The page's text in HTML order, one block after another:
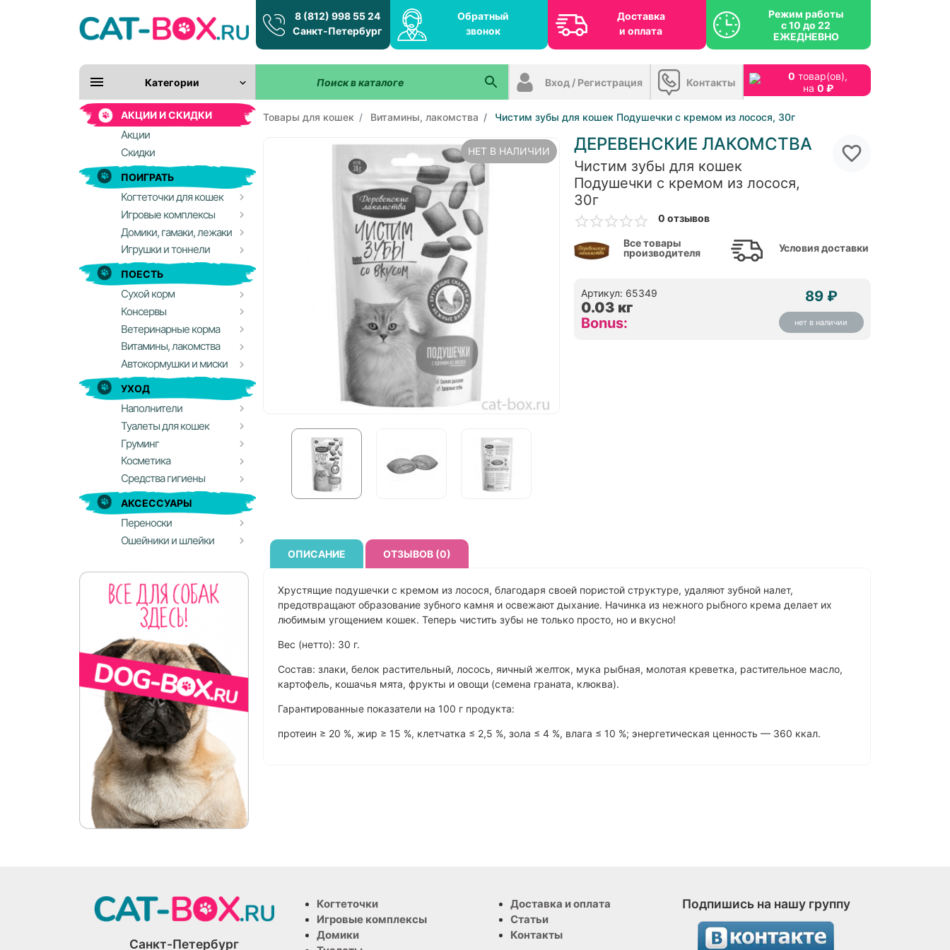
8 (812) 998 55 24
Санкт-Петербург
Обратный
звонок
Доставка
и оплата
Режим работы
с 10 до 22
ЕЖЕДНЕВНО
0 товар(ов),
на 0 ₽
Категории
АКЦИИ И СКИДКИ
Акции
Скидки
ПОИГРАТЬ
Когтеточки для кошек
Игровые комплексы
Домики, гамаки, лежаки
Игрушки и тоннели
ПОЕСТЬ
Сухой корм
Консервы
Ветеринарные корма
Витамины, лакомства
Автокормушки и миски
УХОД
Наполнители
Туалеты для кошек
Груминг
Косметика
Средства гигиены
АКСЕССУАРЫ
Переноски
Ошейники и шлейки
Вход / Регистрация Контакты
Товары для кошек Витамины, лакомства Чистим зубы для кошек Подушечки с кремом из лосося, 30г
НЕТ В НАЛИЧИИ ДЕРЕВЕНСКИЕ ЛАКОМСТВА
Чистим зубы для кошек
Подушечки с кремом из лосося,
30г
0 отзывов
Все товары
производителя
Условия доставки
Артикул: 65349
0.03 кг
Bonus:
89 ₽
нет в наличии
ОПИСАНИЕ ОТЗЫВОВ (0)
Хрустящие подушечки с кремом из лосося, благодаря своей пористой структуре, удаляют зубной налет,
предотвращают образование зубного камня и освежают дыхание. Начинка из нежного рыбного крема делает их
любимым угощением кошек. Теперь чистить зубы не только просто, но и вкусно!
Вес (нетто): 30 г.
Состав: злаки, белок растительный, лосось, яичный желток, мука рыбная, молотая креветка, растительное масло,
картофель, кошачья мята, фрукты и овощи (семена граната, клюква).
Гарантированные показатели на 100 г продукта:
протеин ≥ 20 %, жир ≥ 15 %, клетчатка ≤ 2,5 %, зола ≤ 4 %, влага ≤ 10 %; энергетическая ценность — 360 ккал.
Санкт-Петербург
Когтеточки
Игровые комплексы
Домики
Доставка и оплата
Статьи
Контакты
Подпишись на нашу группу